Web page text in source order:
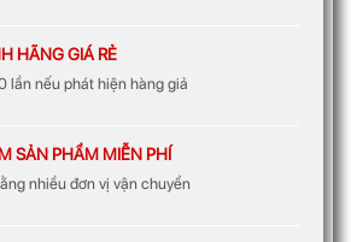
HÃNG GIÁ RẺ
lần nếu phát hiện hàng giả
SẢN PHẨM MIỄN PHÍ
nhiều đơn vị vận chuyển